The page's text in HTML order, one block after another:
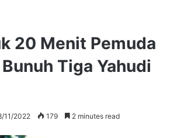
20 Menit Pemuda
Tiga Yahudi
11/2022 179 2 minutes read